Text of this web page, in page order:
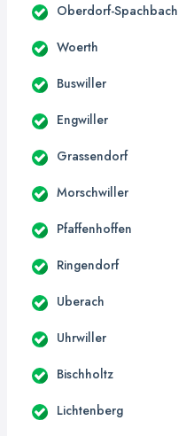
Oberdorf-Spachbach
Woerth
Buswiller
Engwiller
Grassendorf
Morschwiller
Pfaffenhoffen
Ringendorf
Uberach
Uhrwiller
Bischholtz
Lichtenberg